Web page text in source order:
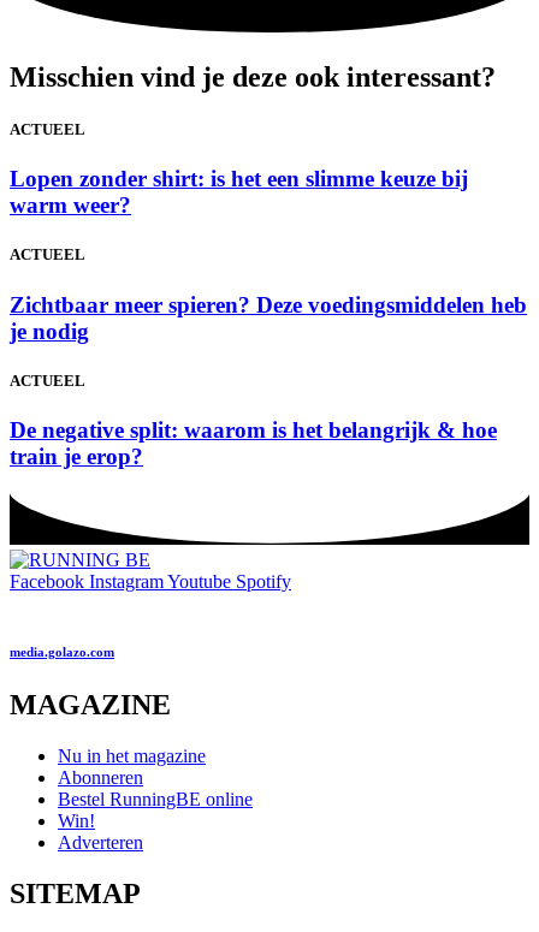
Misschien vind je deze ook interessant?
ACTUEEL
Lopen zonder shirt: is het een slimme keuze bij
warm weer?
ACTUEEL
Zichtbaar meer spieren? Deze voedingsmiddelen heb
je nodig
ACTUEEL
De negative split: waarom is het belangrijk & hoe
train je erop?
Facebook InstagramYoutube Spotify
media.golazo.com
MAGAZINE
Nu in het magazine
Abonneren
Bestel RunningBE online
Win!
Adverteren
SITEMAP